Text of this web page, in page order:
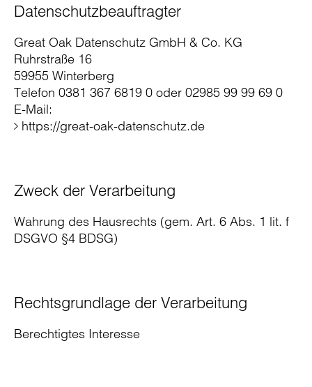
Datenschutzbeauftragter
Great Oak Datenschutz GmbH & Co. KG
Ruhrstraße 16
59955 Winterberg
Telefon 0381 367 6819 0 oder 02985 99 99 69 0
E-Mail:
https://great-oak-datenschutz.de
Zweck der Verarbeitung
Wahrung des Hausrechts (gem. Art. 6 Abs. 1 lit. f
DSGVO §4 BDSG)
Rechtsgrundlage der Verarbeitung
Berechtigtes Interesse